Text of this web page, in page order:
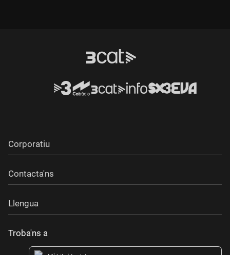
Corporatiu
Contacta'ns
Llengua
Troba'ns a